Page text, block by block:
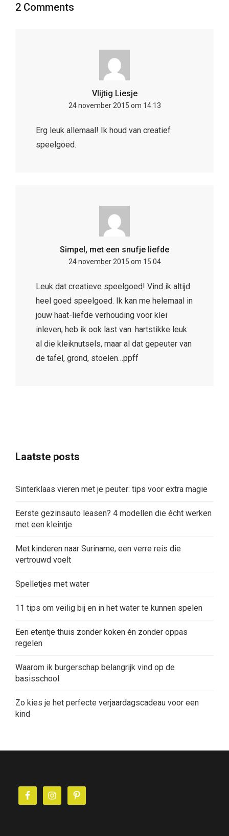
2 Comments
Vlijtig Liesje
24 november 2015 om 14:13
Erg leuk allemaal! Ik houd van creatief
speelgoed.
Simpel, met een snufje liefde
24 november 2015 om 15:04
Leuk dat creatieve speelgoed! Vind ik altijd
heel goed speelgoed. Ik kan me helemaal in
jouw haat-liefde verhouding voor klei
inleven, heb ik ook last van. hartstikke leuk
al die kleiknutsels, maar al dat gepeuter van
de tafel, grond, stoelen…ppff
Laatste posts
Sinterklaas vieren met je peuter: tips voor extra magie
Eerste gezinsauto leasen? 4 modellen die écht werken
met een kleintje
Met kinderen naar Suriname, een verre reis die
vertrouwd voelt
Spelletjes met water
11 tips om veilig bij en in het water te kunnen spelen
Een etentje thuis zonder koken én zonder oppas
regelen
Waarom ik burgerschap belangrijk vind op de
basisschool
Zo kies je het perfecte verjaardagscadeau voor een
kind